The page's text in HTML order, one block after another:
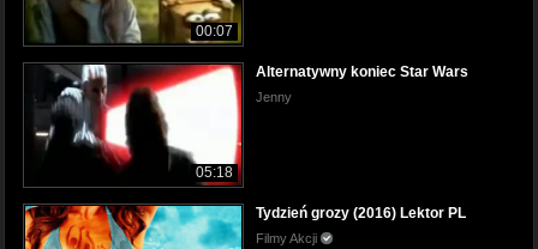
00:07
05:18
Alternatywny koniec Star Wars
Jenny
Tydzień grozy (2016) Lektor PL
Filmy Akcji